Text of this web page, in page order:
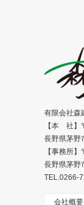
有限会社森
【本 社】
長野県茅野
【事務所
長野県茅
TEL.0266-
会社概要